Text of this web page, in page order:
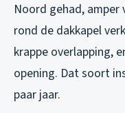
Noord gehad, amper
rond de dakkapel
krappe overlapping,
opening. Dat soort
paar jaar.